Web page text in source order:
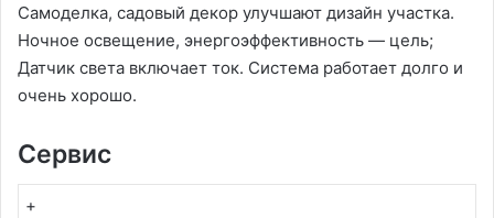
Самоделка, садовый декор улучшают дизайн участка.
Ночное освещение, энергоэффективность — цель;
Датчик света включает ток. Система работает долго и
очень хорошо.
Сервис
+